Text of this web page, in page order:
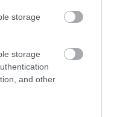
storage
storage
and other
bolygó
mögött